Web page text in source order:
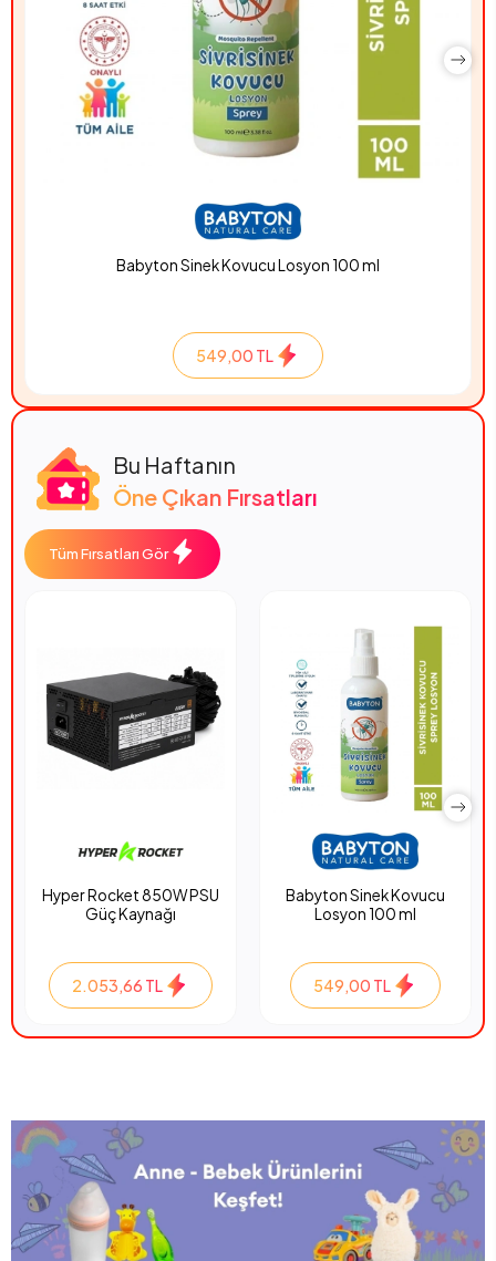
Babyton Sinek Kovucu Losyon 100 ml
549,00 TL
Bu Haftanın
Öne Çıkan Fırsatları
Tüm Fırsatları Gör
Hyper Rocket 850W PSU
Güç Kaynağı
2.053,66 TL
Babyton Sinek Kovucu
Losyon 100 ml
549,00 TL